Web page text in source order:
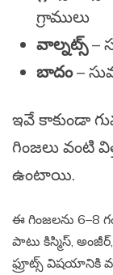
గ్రాములు
వాల్నట్స్–
బాదం–
ఇవే కాకుండా
గింజలు వంటి
ఉంటాయి.
ఈ గింజలను 6–8
పాటు కిస్మిస్, అంజీర్,
ఫ్రూట్స్ విషయానికి